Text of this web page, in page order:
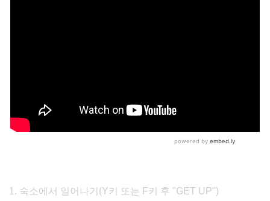
1. 숙소에서 일어나기(Y키 또는 F키 후 "GET UP")